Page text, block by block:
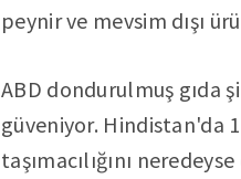
peynir ve mevsim dışı
ABD dondurulmuş gıda
güveniyor. Hindistan'da
taşımacılığını